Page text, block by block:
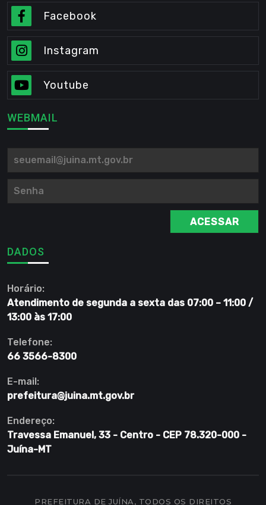
Facebook
Instagram
Youtube
WEBMAIL
ACESSAR
DADOS
Horário:
Atendimento de segunda a sexta das 07:00 – 11:00 /
13:00 às 17:00
Telefone:
66 3566-8300
E-mail:
prefeitura@juina.mt.gov.br
Endereço:
Travessa Emanuel, 33 - Centro - CEP 78.320-000 -
Juína-MT
PREFEITURA DE JUÍNA, TODOS OS DIREITOS